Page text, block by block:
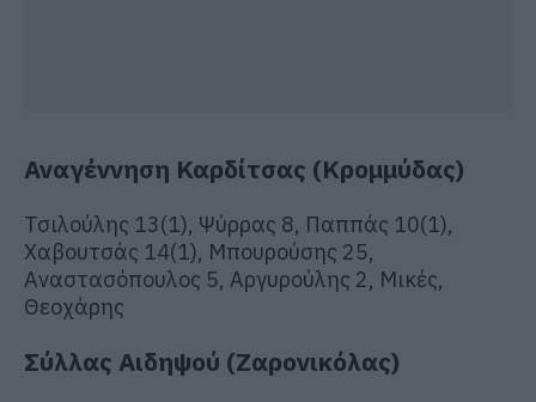
Αναγέννηση Καρδίτσας (Κρομμύδας)
Τσιλούλης 13(1), Ψύρρας 8, Παππάς 10(1),
Χαβουτσάς 14(1), Μπουρούσης 25,
Αναστασόπουλος 5, Αργυρούλης 2, Μικές,
Θεοχάρης
Σύλλας Αιδηψού (Ζαρονικόλας)